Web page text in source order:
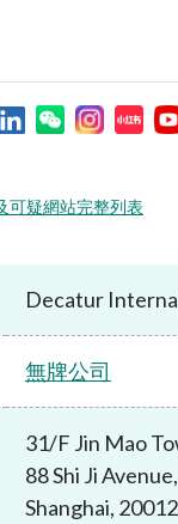
可疑網站完整列表
Decatur
無牌公司
31/F Jin Mao
88 Shi Ji
Shanghai,